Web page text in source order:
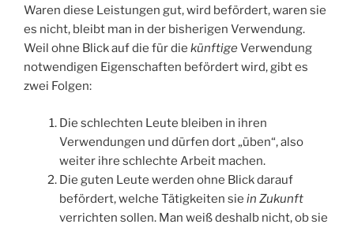
Waren diese Leistungen gut, wird befördert, waren sie
es nicht, bleibt man in der bisherigen Verwendung.
Weil ohne Blick auf die für die künftigeVerwendung
notwendigen Eigenschaften befördert wird, gibt es
zwei Folgen:
Die schlechten Leute bleiben in ihren
Verwendungen und dürfen dort „üben“, also
weiter ihre schlechte Arbeit machen.
Die guten Leute werden ohne Blick darauf
befördert, welche Tätigkeiten sie in Zukunft
verrichten sollen. Man weiß deshalb nicht, ob sie